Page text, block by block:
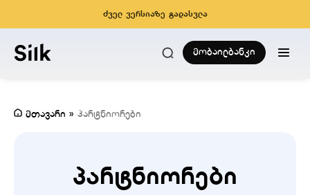
ძველ ვერსიაზე გადასვლა
მობაილბანკი
მთავარი » პარტნიორები
პარტნიორები